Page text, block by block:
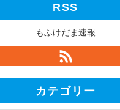
RSS
もふけだま速報
カテゴリー